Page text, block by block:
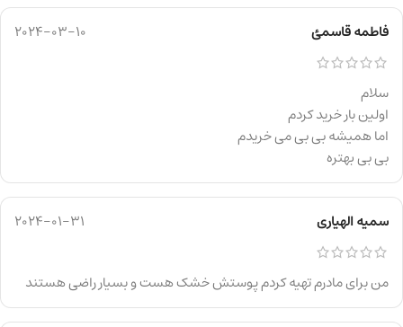
فاطمه قاسمئ 2024-03-10
سلام
اولین بار خرید کردم
اما همیشه بی بی می خریدم
بی بی بهتره
سمیه الهیاری 2024-01-31
من برای مادرم تهیه کردم پوستش خشک هست و بسیار راضی هستند